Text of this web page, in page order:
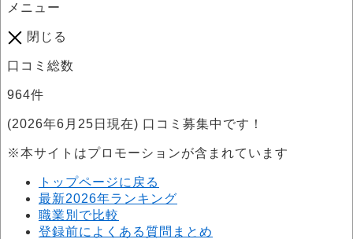
メニュー
閉じる
口コミ総数
964件
(2026年6月25日現在) 口コミ募集中です！
※本サイトはプロモーションが含まれています
トップページに戻る
最新2026年ランキング
職業別で比較
登録前によくある質問まとめ